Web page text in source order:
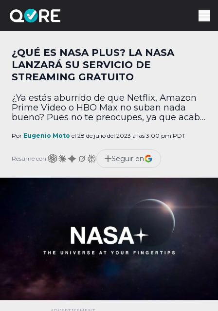
¿QUÉ ES NASA PLUS? LA NASA
LANZARÁ SU SERVICIO DE
STREAMING GRATUITO
¿Ya estás aburrido de que Netflix, Amazon
Prime Video o HBO Max no suban nada
bueno? Pues no te preocupes, ya que acaba
te dejará con la boca abierta: NASA Plus. Por
agencia espacial NASA acaba de revelar su
primer servicio […]
Por Eugenio Moto el 28 de julio del 2023 a las 3:00 pm PDT
Resume con: Seguir en